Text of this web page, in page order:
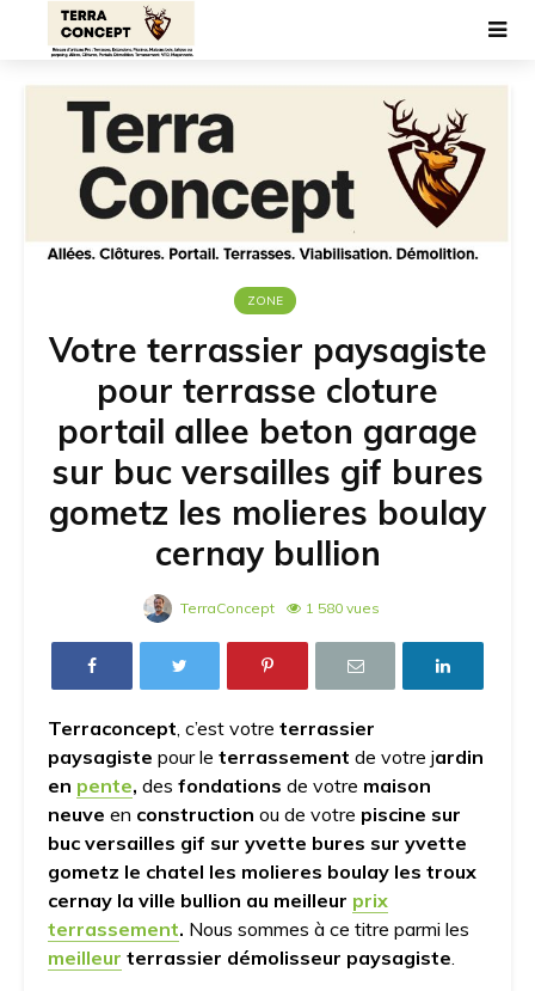
ZONE
Votre terrassier paysagiste
pour terrasse cloture
portail allee beton garage
sur buc versailles gif bures
gometz les molieres boulay
cernay bullion
TerraConcept 1 580 vues
Terraconcept , c’est votre terrassier
paysagiste pour le terrassement de votre jardin
en pente, des fondations de votre maison
neuve en construction ou de votre piscine sur
buc versailles gif sur yvette bures sur yvette
gometz le chatel les molieres boulay les troux
cernay la ville bullion au meilleur prix
terrassement. Nous sommes à ce titre parmi les
meilleur terrassier démolisseur paysagiste